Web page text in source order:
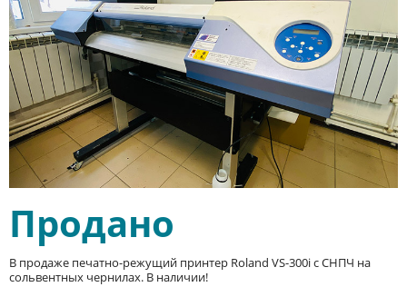
Продано
В продаже печатно-режущий принтер Roland VS-300i с СНПЧ на
сольвентных чернилах. В наличии!